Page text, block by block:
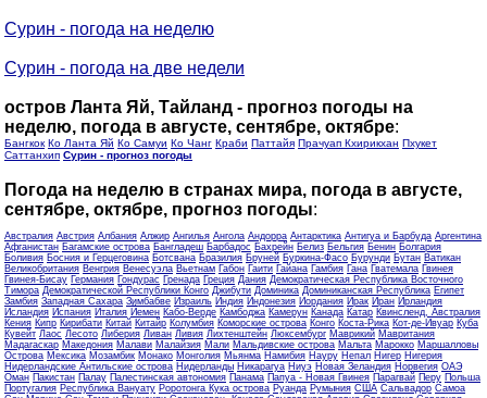
Сурин - погода на неделю
Сурин - погода на две недели
остров Ланта Яй, Тайланд - прогноз погоды на
неделю, погода в августе, сентябре, октябре:
Бангкок Ко Ланта Яй Ко Самуи Ко Чанг Краби Паттайя Прачуап Кхирикхан Пхукет
Саттанхип Сурин - прогноз погоды
Погода на неделю в странах мира, погода в августе,
сентябре, октябре, прогноз погоды:
Австралия Австрия Албания Алжир Ангилья Ангола Андорра Антарктика Антигуа и Барбуда Аргентина
Афганистан Багамские острова Бангладеш Барбадос Бахрейн Белиз Бельгия Бенин Болгария
Боливия Босния и Герцеговина Ботсвана Бразилия Бруней Буркина-Фасо Бурунди Бутан Ватикан
Великобритания Венгрия Венесуэла Вьетнам Габон Гаити Гайана Гамбия Гана Гватемала Гвинея
Гвинея-Бисау Германия Гондурас Гренада Греция Дания Демократическая Республика Восточного
Тимора Демократической Республики Конго Джибути Доминика Доминиканская Республика Египет
Замбия Западная Сахара Зимбабве Израиль Индия Индонезия Иордания Ирак Иран Ирландия
Исландия Испания Италия Йемен Кабо-Верде Камбоджа Камерун Канада Катар Квинсленд, Австралия
Кения Кипр Кирибати Китай Китайр Колумбия Коморские острова Конго Коста-Рика Кот-де-Ивуар Куба
Кувейт Лаос Лесото Либерия Ливан Ливия Лихтенштейн Люксембург Маврикий Мавритания
Мадагаскар Македония Малави Малайзия Мали Мальдивские острова Мальта Марокко Маршалловы
Острова Мексика Мозамбик Монако Монголия Мьянма Намибия Науру Непал Нигер Нигерия
Нидерландские Антильские острова Нидерланды Никарагуа Ниуэ Новая Зеландия Норвегия ОАЭ
Оман Пакистан Палау Палестинская автономия Панама Папуа - Новая Гвинея Парагвай Перу Польша
Португалия Республика Вануату Роротонга Кука острова Руанда Румыния США Сальвадор Самоа